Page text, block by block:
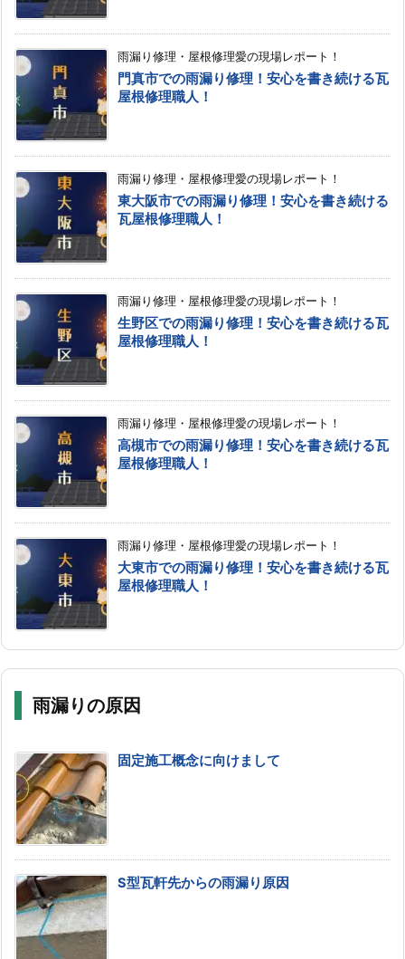
雨漏り修理・屋根修理愛の現場レポート！
門真市での雨漏り修理！安心を書き続ける瓦
屋根修理職人！
雨漏り修理・屋根修理愛の現場レポート！
東大阪市での雨漏り修理！安心を書き続ける
瓦屋根修理職人！
雨漏り修理・屋根修理愛の現場レポート！
生野区での雨漏り修理！安心を書き続ける瓦
屋根修理職人！
雨漏り修理・屋根修理愛の現場レポート！
高槻市での雨漏り修理！安心を書き続ける瓦
屋根修理職人！
雨漏り修理・屋根修理愛の現場レポート！
大東市での雨漏り修理！安心を書き続ける瓦
屋根修理職人！
雨漏りの原因
固定施工概念に向けまして
S型瓦軒先からの雨漏り原因